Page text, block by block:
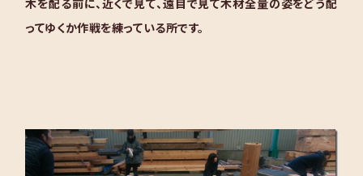
木を配る前に、近くで見て、遠目で見て木材全量の姿をどう配
ってゆくか作戦を練っている所です。